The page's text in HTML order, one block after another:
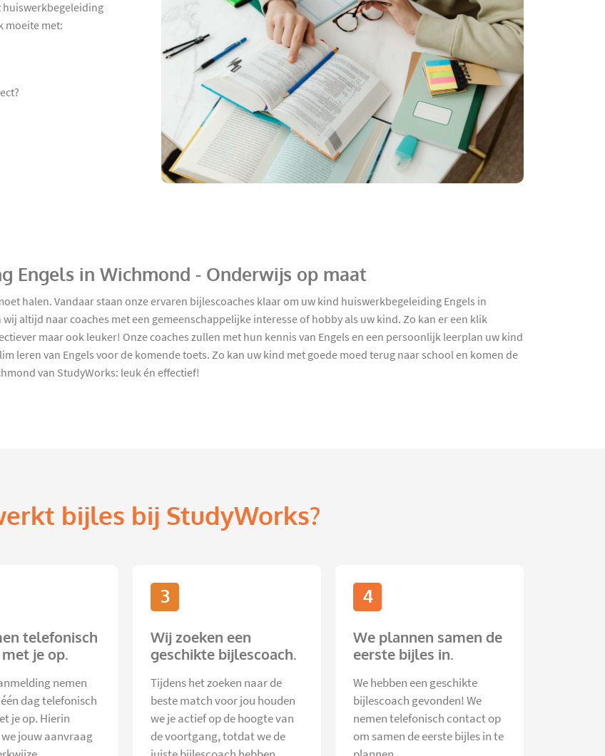
huiswerkbegeleiding
moeite met:
Engels in Wichmond - Onderwijs op maat
halen. Vandaar staan onze ervaren bijlescoaches klaar om uw kind huiswerkbegeleiding Engels in
altijd naar coaches met een gemeenschappelijke interesse of hobby als uw kind. Zo kan er een klik
maar ook leuker! Onze coaches zullen met hun kennis van Engels en een persoonlijk leerplan uw kind
leren van Engels voor de komende toets. Zo kan uw kind met goede moed terug naar school en komen de
van StudyWorks: leuk én effectief!
bijles bij StudyWorks?
telefonisch
je op.
nemen
dag telefonisch
je op. Hierin
jouw aanvraag
3
Wij zoeken een
geschikte bijlescoach.
Tijdens het zoeken naar de
beste match voor jou houden
we je actief op de hoogte van
de voortgang, totdat we de
4
We plannen samen de
eerste bijles in.
We hebben een geschikte
bijlescoach gevonden! We
nemen telefonisch contact op
om samen de eerste bijles in te